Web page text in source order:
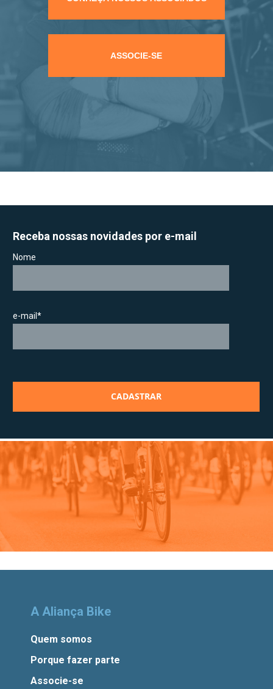
ASSOCIE-SE
Receba nossas novidades por e-mail
Nome
e-mail*
A Aliança Bike
Quem somos
Porque fazer parte
Associe-se